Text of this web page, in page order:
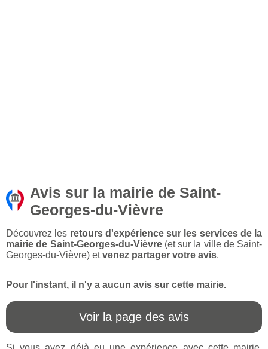
Avis sur la mairie de Saint-
Georges-du-Vièvre
Découvrez les retours d'expérience sur les services de la
mairie de Saint-Georges-du-Vièvre(et sur la ville de Saint-
Georges-du-Vièvre) etvenez partager votre avis.
Pour l'instant, il n'y a aucun avis sur cette mairie.
Voir la page des avis